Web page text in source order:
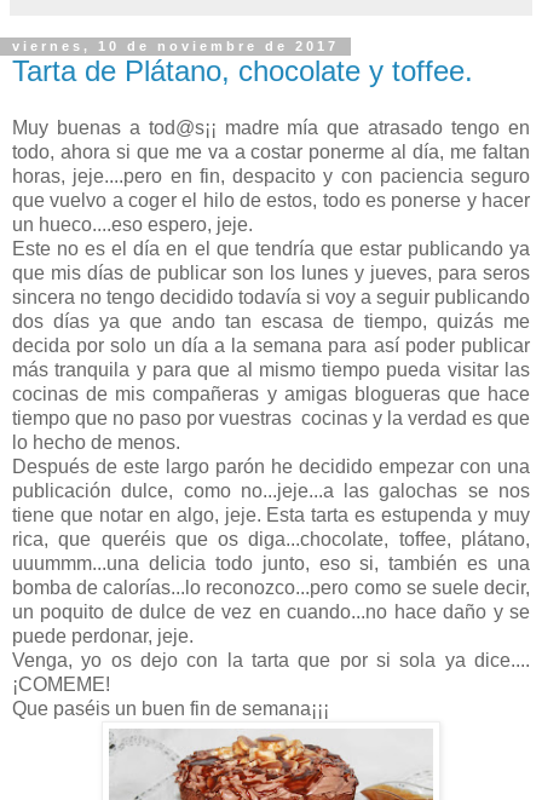
viernes, 10 de noviembre de 2017
Tarta de Plátano, chocolate y toffee.
Muy buenas a tod@s¡¡ madre mía que atrasado tengo en
todo, ahora si que me va a costar ponerme al día, me faltan
horas, jeje....pero en fin, despacito y con paciencia seguro
que vuelvo a coger el hilo de estos, todo es ponerse y hacer
un hueco....eso espero, jeje.
Este no es el día en el que tendría que estar publicando ya
que mis días de publicar son los lunes y jueves, para seros
sincera no tengo decidido todavía si voy a seguir publicando
dos días ya que ando tan escasa de tiempo, quizás me
decida por solo un día a la semana para así poder publicar
más tranquila y para que al mismo tiempo pueda visitar las
cocinas de mis compañeras y amigas blogueras que hace
tiempo que no paso por vuestras cocinas y la verdad es que
lo hecho de menos.
Después de este largo parón he decidido empezar con una
publicación dulce, como no...jeje...a las galochas se nos
tiene que notar en algo, jeje. Esta tarta es estupenda y muy
rica, que queréis que os diga...chocolate, toffee, plátano,
uuummm...una delicia todo junto, eso si, también es una
bomba de calorías...lo reconozco...pero como se suele decir,
un poquito de dulce de vez en cuando...no hace daño y se
puede perdonar, jeje.
Venga, yo os dejo con la tarta que por si sola ya dice....
¡COMEME!
Que paséis un buen fin de semana¡¡¡